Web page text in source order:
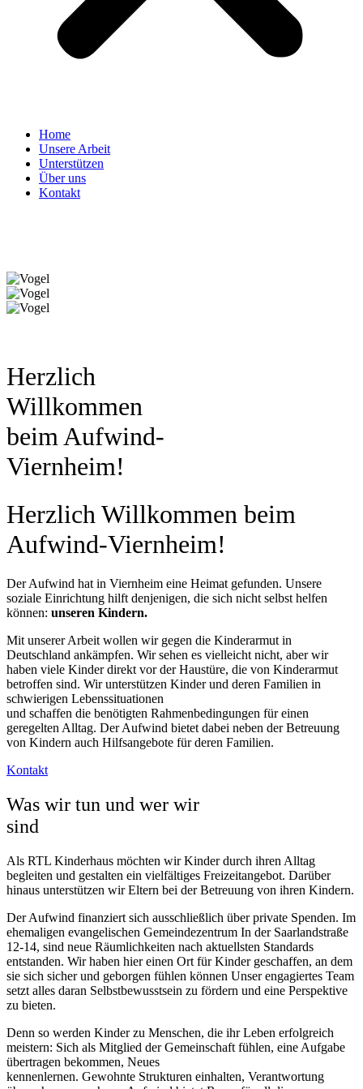
Home
Unsere Arbeit
Unterstützen
Über uns
Kontakt
Herzlich
Willkommen
beim Aufwind-
Viernheim!
Herzlich Willkommen beim
Aufwind-Viernheim!
Der Aufwind hat in Viernheim eine Heimat gefunden. Unsere
soziale Einrichtung hilft denjenigen, die sich nicht selbst helfen
können: unseren Kindern.
Mit unserer Arbeit wollen wir gegen die Kinderarmut in
Deutschland ankämpfen. Wir sehen es vielleicht nicht, aber wir
haben viele Kinder direkt vor der Haustüre, die von Kinderarmut
betroffen sind. Wir unterstützen Kinder und deren Familien in
schwierigen Lebenssituationen
und schaffen die benötigten Rahmenbedingungen für einen
geregelten Alltag. Der Aufwind bietet dabei neben der Betreuung
von Kindern auch Hilfsangebote für deren Familien.
Kontakt
Was wir tun und wer wir
sind
Als RTL Kinderhaus möchten wir Kinder durch ihren Alltag
begleiten und gestalten ein vielfältiges Freizeitangebot. Darüber
hinaus unterstützen wir Eltern bei der Betreuung von ihren Kindern.
Der Aufwind finanziert sich ausschließlich über private Spenden. Im
ehemaligen evangelischen Gemeindezentrum In der Saarlandstraße
12-14, sind neue Räumlichkeiten nach aktuellsten Standards
entstanden. Wir haben hier einen Ort für Kinder geschaffen, an dem
sie sich sicher und geborgen fühlen können Unser engagiertes Team
setzt alles daran Selbstbewusstsein zu fördern und eine Perspektive
zu bieten.
Denn so werden Kinder zu Menschen, die ihr Leben erfolgreich
meistern: Sich als Mitglied der Gemeinschaft fühlen, eine Aufgabe
übertragen bekommen, Neues
kennenlernen. Gewohnte Strukturen einhalten, Verantwortung